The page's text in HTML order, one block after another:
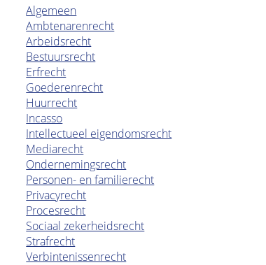
Algemeen
Ambtenarenrecht
Arbeidsrecht
Bestuursrecht
Erfrecht
Goederenrecht
Huurrecht
Incasso
Intellectueel eigendomsrecht
Mediarecht
Ondernemingsrecht
Personen- en familierecht
Privacyrecht
Procesrecht
Sociaal zekerheidsrecht
Strafrecht
Verbintenissenrecht